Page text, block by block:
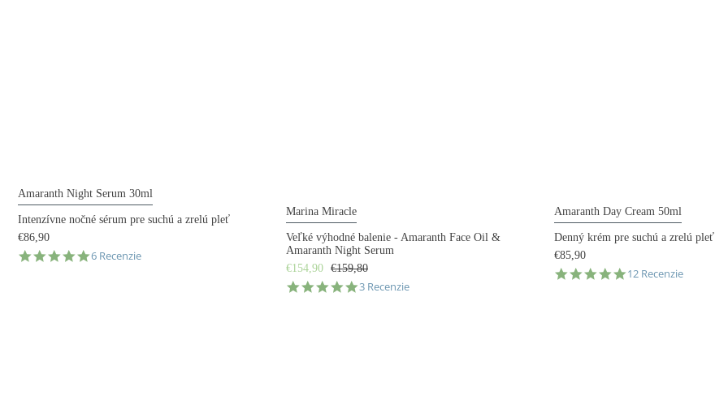
Amaranth Night Serum 30ml
Intenzívne nočné sérum pre suchú a zrelú pleť
€86,90
5.0
6 Recenzie
Marina Miracle
Veľké výhodné balenie - Amaranth Face Oil &
Amaranth Night Serum
€154,90 €159,80
5.0
3 Recenzie
Amaranth Day Cream 50ml
Denný krém pre suchú a zrelú pleť
€85,90
4.8
12 Recenzie